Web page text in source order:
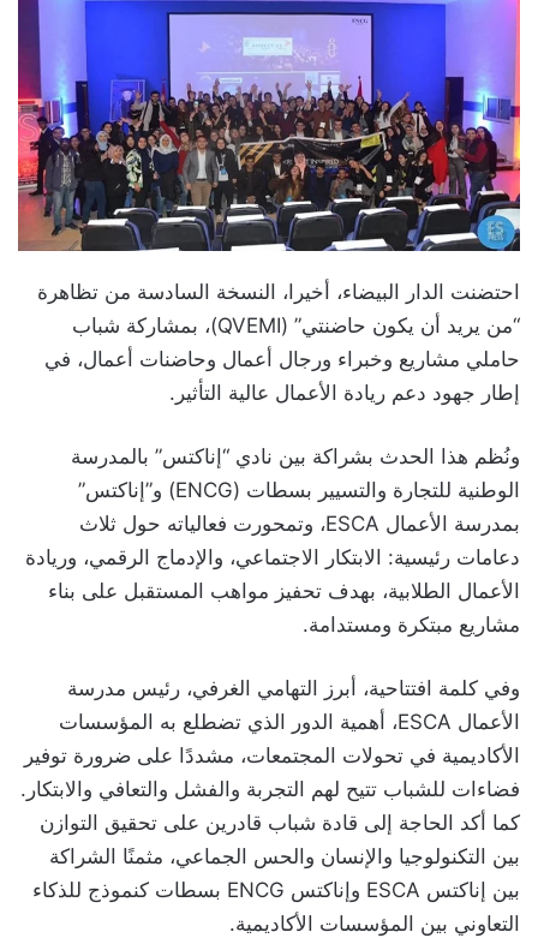
احتضنت الدار البيضاء، أخيرا، النسخة السادسة من تظاهرة
“من يريد أن يكون حاضنتي” (QVEMI)، بمشاركة شباب
حاملي مشاريع وخبراء ورجال أعمال وحاضنات أعمال، في
إطار جهود دعم ريادة الأعمال عالية التأثير.
ونُظم هذا الحدث بشراكة بين نادي “إناكتس” بالمدرسة
الوطنية للتجارة والتسيير بسطات (ENCG) و”إناكتس”
بمدرسة الأعمال ESCA، وتمحورت فعالياته حول ثلاث
دعامات رئيسية: الابتكار الاجتماعي، والإدماج الرقمي، وريادة
الأعمال الطلابية، بهدف تحفيز مواهب المستقبل على بناء
مشاريع مبتكرة ومستدامة.
وفي كلمة افتتاحية، أبرز التهامي الغرفي، رئيس مدرسة
الأعمال ESCA، أهمية الدور الذي تضطلع به المؤسسات
الأكاديمية في تحولات المجتمعات، مشددًا على ضرورة توفير
فضاءات للشباب تتيح لهم التجربة والفشل والتعافي والابتكار.
كما أكد الحاجة إلى قادة شباب قادرين على تحقيق التوازن
بين التكنولوجيا والإنسان والحس الجماعي، مثمنًا الشراكة
بين إناكتس ESCA وإناكتس ENCG بسطات كنموذج للذكاء
التعاوني بين المؤسسات الأكاديمية.